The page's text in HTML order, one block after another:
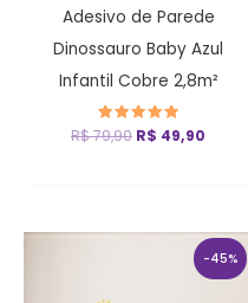
Adesivo de Parede
Dinossauro Baby Azul
Infantil Cobre 2,8m²
Avaliação
5
R$79,90 R$ 49,90
-45%
original
O
preço
atual